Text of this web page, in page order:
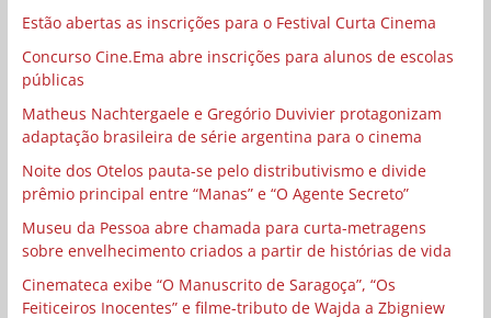
Estão abertas as inscrições para o Festival Curta Cinema
Concurso Cine.Ema abre inscrições para alunos de escolas
públicas
Matheus Nachtergaele e Gregório Duvivier protagonizam
adaptação brasileira de série argentina para o cinema
Noite dos Otelos pauta-se pelo distributivismo e divide
prêmio principal entre “Manas” e “O Agente Secreto”
Museu da Pessoa abre chamada para curta-metragens
sobre envelhecimento criados a partir de histórias de vida
Cinemateca exibe “O Manuscrito de Saragoça”, “Os
Feiticeiros Inocentes” e filme-tributo de Wajda a Zbigniew